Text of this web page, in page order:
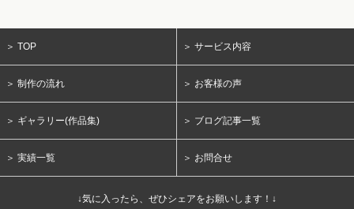
＞ TOP ＞ サービス内容
＞ 制作の流れ ＞ お客様の声
＞ ギャラリー(作品集) ＞ ブログ記事一覧
＞ 実績一覧 ＞ お問合せ
↓気に入ったら、ぜひシェアをお願いします！↓